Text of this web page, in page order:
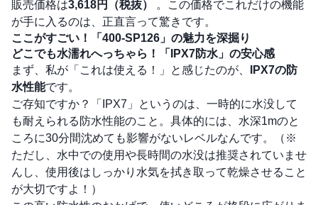
販売価格は3,618円（税抜）
。この価格でこれだけの機能
が手に入るのは、正直言って驚きです。
ここがすごい！「400-SP126」の魅力を深掘り
どこでも水濡れへっちゃら！「IPX7防水」の安心感
まず、私が「これは使える！」と感じたのが、
IPX7の防
水性能です。
ご存知ですか？「IPX7」というのは、一時的に水没して
も耐えられる防水性能のこと。具体的には、水深1mのと
ころに30分間沈めても影響がないレベルなんです。（※
ただし、水中での使用や長時間の水没は推奨されていませ
んし、使用後はしっかり水気を拭き取って乾燥させること
が大切ですよ！）